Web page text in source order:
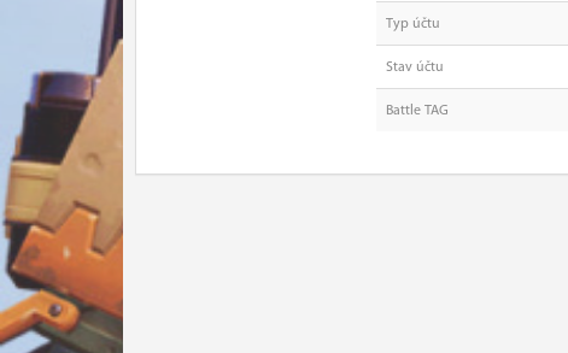
Typ účtu
Stav účtu
Battle TAG